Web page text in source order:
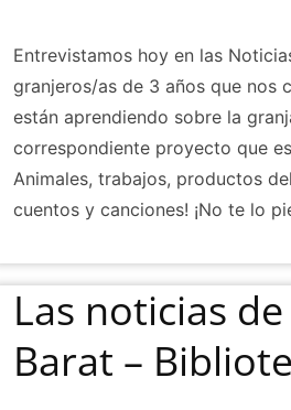
Entrevistamos hoy en las
granjeros/as de 3 años que nos
están aprendiendo sobre la
correspondiente proyecto que
Animales, trabajos, productos
cuentos y canciones! ¡No te lo
Las noticias
Barat –